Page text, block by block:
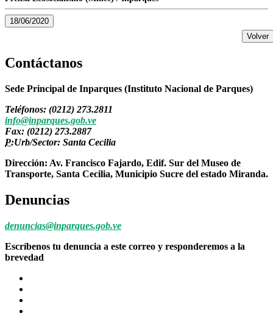
18/06/2020
Volver
Contáctanos
Sede Principal de Inparques (Instituto Nacional de Parques)
Teléfonos: (0212) 273.2811
info@inparques.gob.ve
Fax: (0212) 273.2887
P:Urb/Sector: Santa Cecilia
Dirección: Av. Francisco Fajardo, Edif. Sur del Museo de
Transporte, Santa Cecilia, Municipio Sucre del estado Miranda.
Denuncias
denuncias@inparques.gob.ve
Escríbenos tu denuncia a este correo y responderemos a la
brevedad